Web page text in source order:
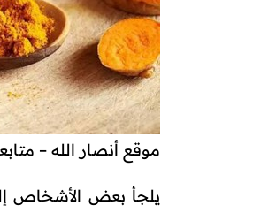
موقع أنصار الله – متابعات – 14
يلجأ بعض الأشخاص